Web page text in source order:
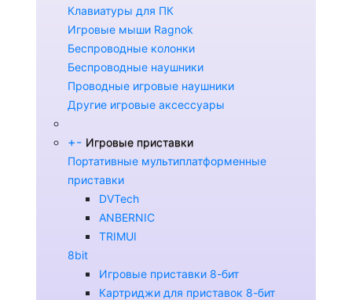
Клавиатуры для ПК
Игровые мыши Ragnok
Беспроводные колонки
Беспроводные наушники
Проводные игровые наушники
Другие игровые аксессуары
+- Игровые приставки
Портативные мультиплатформенные
приставки
DVTech
ANBERNIC
TRIMUI
8bit
Игровые приставки 8-бит
Картриджи для приставок 8-бит